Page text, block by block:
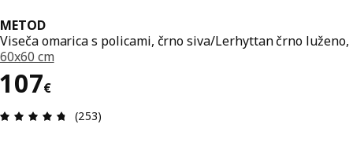
METOD
Viseča omarica s policami, črno siva/Lerhyttan črno luženo,
60x60 cm
107€
Cena 107€
Ocena in komentar: 4.7 od skupno 5 zvezdic.
(253)